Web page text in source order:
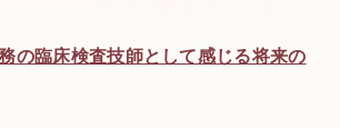
の臨床検査技師として感じる将来の